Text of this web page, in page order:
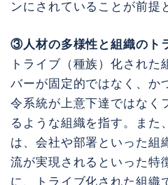
ンにされていることが前提
③人材の多様性と組織のト
トライブ（種族）化され
バーが固定的ではなく、か
令系統が上意下達ではなく
るような組織を指す。また
は、会社や部署といった組
流が実現されるといった特
に、トライブ化された組織